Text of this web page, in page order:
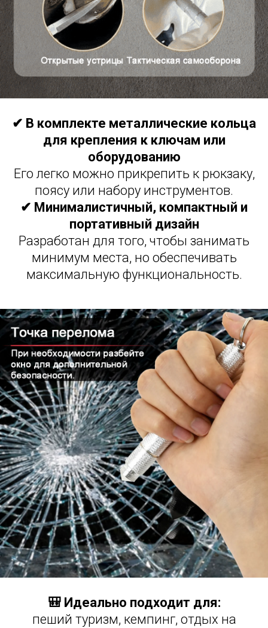
✔ В комплекте металлические кольца
для крепления к ключам или
оборудованию
Его легко можно прикрепить к рюкзаку,
поясу или набору инструментов.
✔ Минималистичный, компактный и
портативный дизайн
Разработан для того, чтобы занимать
минимум места, но обеспечивать
максимальную функциональность.
🎒 Идеально подходит для:
пеший туризм, кемпинг, отдых на